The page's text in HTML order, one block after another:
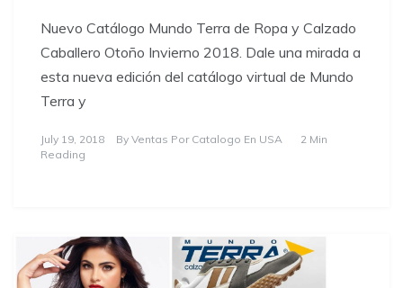
Nuevo Catálogo Mundo Terra de Ropa y Calzado
Caballero Otoño Invierno 2018. Dale una mirada a
esta nueva edición del catálogo virtual de Mundo
Terra y
July 19, 2018 By Ventas Por Catalogo En USA
2 Min
Reading